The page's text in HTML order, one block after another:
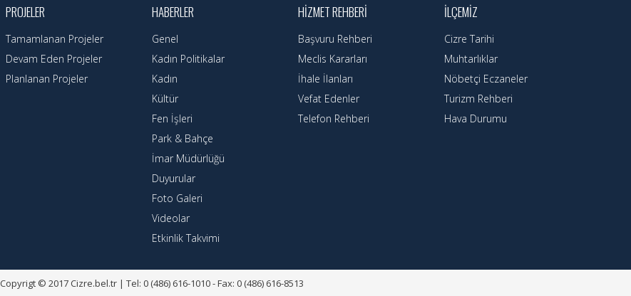
PROJELER
Tamamlanan Projeler
Devam Eden Projeler
Planlanan Projeler
HABERLER
Genel
Kadın Politikalar
Kadın
Kültür
Fen İşleri
Park & Bahçe
İmar Müdürlüğü
Duyurular
Foto Galeri
Videolar
Etkinlik Takvimi
HIZMET REHBERI
Başvuru Rehberi
Meclis Kararları
İhale İlanları
Vefat Edenler
Telefon Rehberi
İLÇEMIZ
Cizre Tarihi
Muhtarlıklar
Nöbetçi Eczaneler
Turizm Rehberi
Hava Durumu
Copyrigt © 2017 Cizre.bel.tr | Tel: 0 (486) 616-1010 - Fax: 0 (486) 616-8513